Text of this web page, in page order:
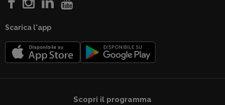
Scarica l'app
Scopri il programma